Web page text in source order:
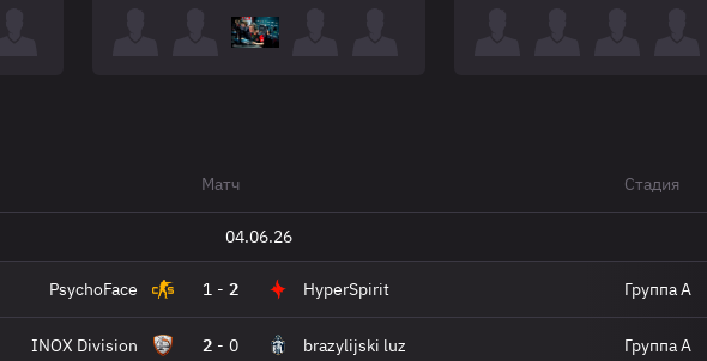
Матч Стадия
04.06.26
PsychoFace 1 - 2 HyperSpirit Группа A
INOX Division 2 - 0 brazylijski luz Группа A